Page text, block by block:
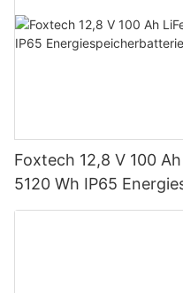
Foxtech 12,8 V 100
5120 Wh IP65
Heimsysteme